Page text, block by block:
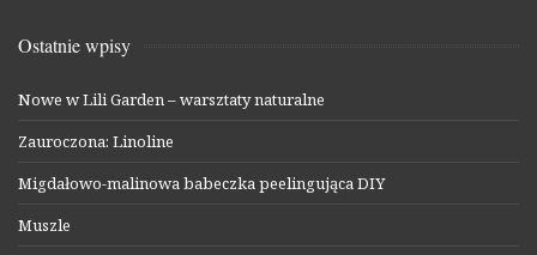
Ostatnie wpisy
Nowe w Lili Garden – warsztaty naturalne
Zauroczona: Linoline
Migdałowo-malinowa babeczka peelingująca DIY
Muszle